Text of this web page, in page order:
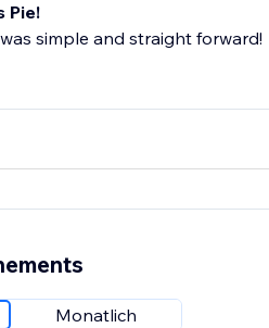
Pie!
simple and straight forward!
Monatlich